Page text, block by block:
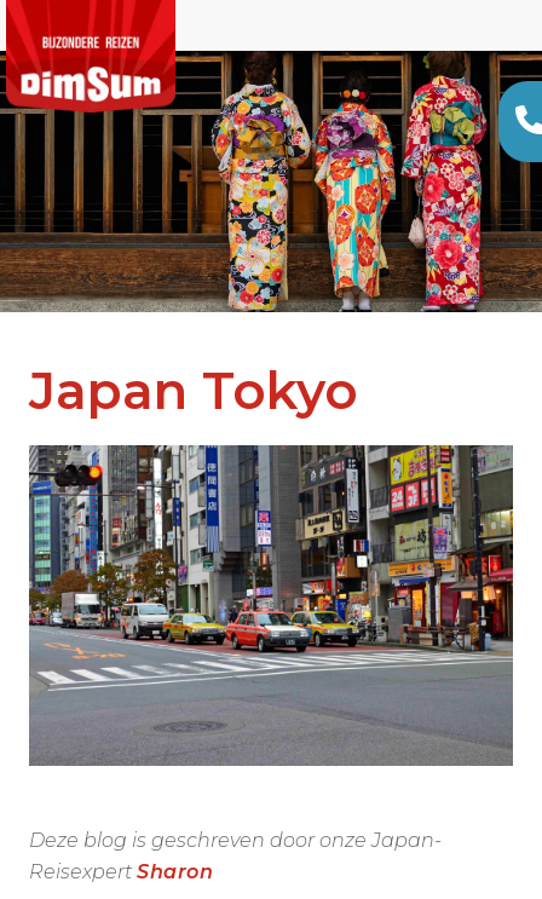
Japan Tokyo
Deze blog is geschreven door onze Japan-
Reisexpert Sharon